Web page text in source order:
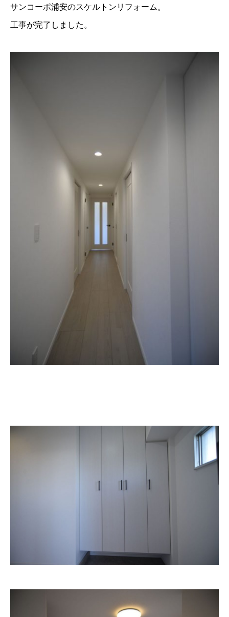
サンコーポ浦安のスケルトンリフォーム。
工事が完了しました。